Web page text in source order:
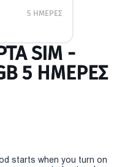
5 ΗΜΕΡΕΣ
SIM -
5 ΗΜΕΡΕΣ
starts when you turn on